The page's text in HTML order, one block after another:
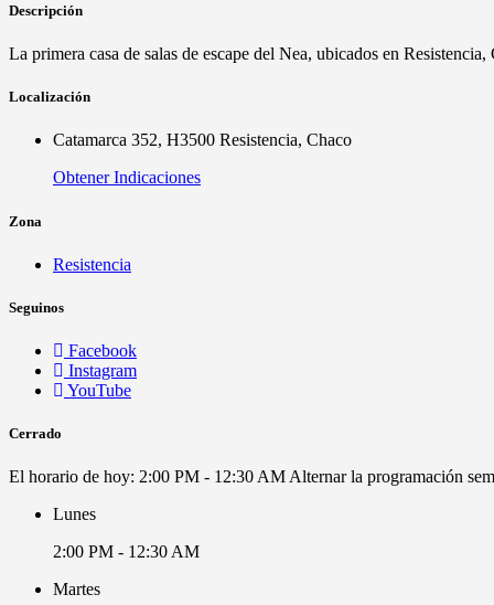
Descripción
La primera casa de salas de escape del Nea, ubicados en Resistencia,
Localización
Catamarca 352, H3500 Resistencia, Chaco
Obtener Indicaciones
Zona
Resistencia
Seguinos
Facebook
Instagram
YouTube
Cerrado
El horario de hoy: 2:00 PM - 12:30 AMAlternar la programación
Lunes
2:00 PM - 12:30 AM
Martes